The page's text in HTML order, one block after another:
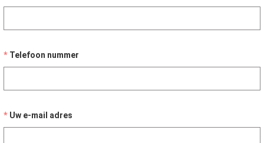
Telefoon nummer
Uw e-mail adres